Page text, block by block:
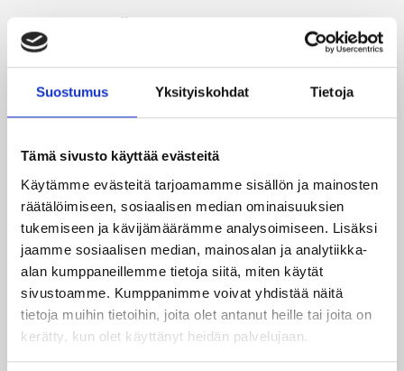
Suostumus Yksityiskohdat Tietoja
Tämä sivusto käyttää evästeitä
Käytämme evästeitä tarjoamamme sisällön ja mainosten
räätälöimiseen, sosiaalisen median ominaisuuksien
tukemiseen ja kävijämäärämme analysoimiseen. Lisäksi
jaamme sosiaalisen median, mainosalan ja analytiikka-
alan kumppaneillemme tietoja siitä, miten käytät
sivustoamme. Kumppanimme voivat yhdistää näitä
tietoja muihin tietoihin, joita olet antanut heille tai joita on
kerätty, kun olet käyttänyt heidän palvelujaan.
Katso myös
Koripalloliitto
Miljoona koria! -haaste alkaa
17.8.